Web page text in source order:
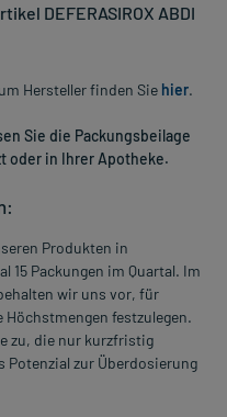
DEFERASIROX ABDI
Hersteller finden Sie hier.
Sie die Packungsbeilage
oder in Ihrer Apotheke.
Produkten in
15 Packungen im Quartal. Im
wir uns vor, für
festzulegen.
zu, die nur kurzfristig
Potenzial zur Überdosierung